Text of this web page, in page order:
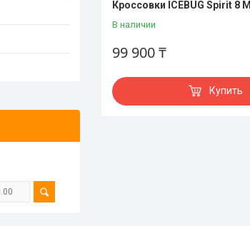
Кроссовки ICEBUG Spirit 8 M
В наличии
99 900 ₸
Купить